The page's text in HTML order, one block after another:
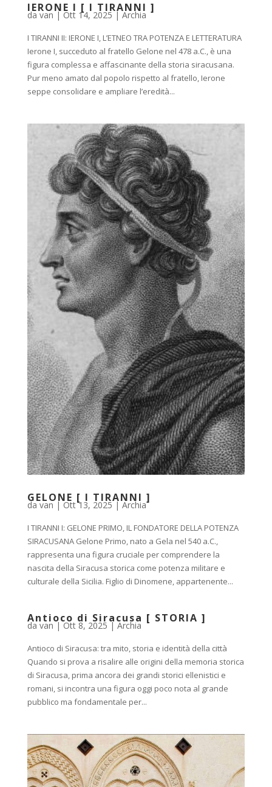
IERONE I [ I TIRANNI ]
davan| Ott 14, 2025|Archia
I TIRANNI II: IERONE I, L’ETNEO TRA POTENZA E LETTERATURA
Ierone I, succeduto al fratello Gelone nel 478 a.C., è una
figura complessa e affascinante della storia siracusana.
Pur meno amato dal popolo rispetto al fratello, Ierone
seppe consolidare e ampliare l’eredità...
GELONE [ I TIRANNI ]
da van | Ott 13, 2025 | Archia
I TIRANNI I: GELONE PRIMO, IL FONDATORE DELLA POTENZA
SIRACUSANA Gelone Primo, nato a Gela nel 540 a.C.,
rappresenta una figura cruciale per comprendere la
nascita della Siracusa storica come potenza militare e
culturale della Sicilia. Figlio di Dinomene, appartenente...
Antioco di Siracusa [ STORIA ]
da van | Ott 8, 2025 | Archia
Antioco di Siracusa: tra mito, storia e identità della città
Quando si prova a risalire alle origini della memoria storica
di Siracusa, prima ancora dei grandi storici ellenistici e
romani, si incontra una figura oggi poco nota al grande
pubblico ma fondamentale per...